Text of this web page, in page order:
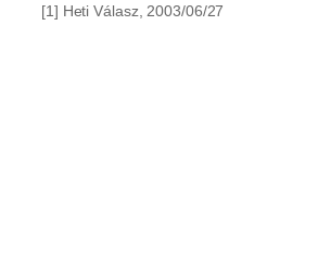
[1] Heti Válasz, 2003/06/27